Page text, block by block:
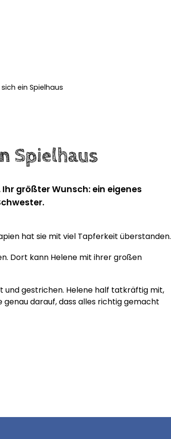
ein Spielhaus
Spielhaus
größter Wunsch: ein eigenes
hat sie mit viel Tapferkeit überstanden.
Dort kann Helene mit ihrer großen
und gestrichen. Helene half tatkräftig mit,
darauf, dass alles richtig gemacht